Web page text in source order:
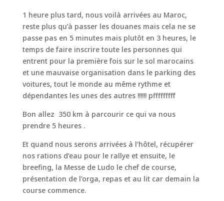
1 heure plus tard, nous voilà arrivées au Maroc,
reste plus qu’à passer les douanes mais cela ne se
passe pas en 5 minutes mais plutôt en 3 heures, le
temps de faire inscrire toute les personnes qui
entrent pour la première fois sur le sol marocains
et une mauvaise organisation dans le parking des
voitures, tout le monde au même rythme et
dépendantes les unes des autres !!!!!! pfffffffff
Bon allez 350 km à parcourir ce qui va nous
prendre 5 heures .
Et quand nous serons arrivées à l’hôtel, récupérer
nos rations d’eau pour le rallye et ensuite, le
breefing, la Messe de Ludo le chef de course,
présentation de l’orga, repas et au lit car demain la
course commence.